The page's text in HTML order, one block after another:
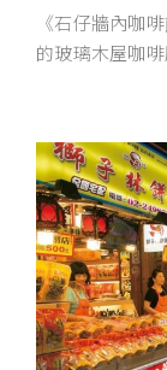
《石仔牆內咖
的玻璃木屋咖